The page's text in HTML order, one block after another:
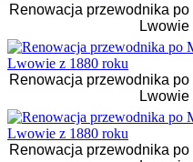
Renowacja przewodnika
Lwowie
Renowacja przewodnika
Lwowie
Renowacja przewodnika